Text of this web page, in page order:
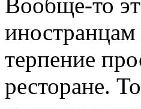
иностранцам
терпение
ресторане.